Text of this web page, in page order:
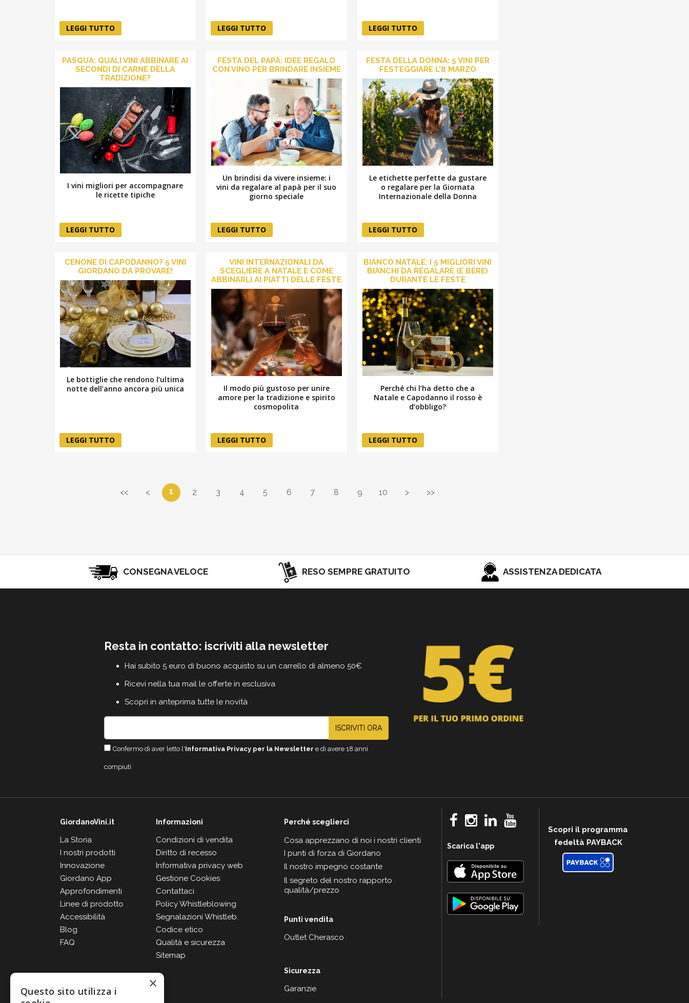
LEGGI TUTTO LEGGI TUTTO LEGGI TUTTO
PASQUA: QUALI VINI ABBINARE AI
SECONDI DI CARNE DELLA
TRADIZIONE?
I vini migliori per accompagnare
le ricette tipiche
LEGGI TUTTO
FESTA DEL PAPÀ: IDEE REGALO
CON VINO PER BRINDARE INSIEME
Un brindisi da vivere insieme: i
vini da regalare al papà per il suo
giorno speciale
LEGGI TUTTO
FESTA DELLA DONNA: 5 VINI PER
FESTEGGIARE L'8 MARZO
Le etichette perfette da gustare
o regalare per la Giornata
Internazionale della Donna
LEGGI TUTTO
CENONE DI CAPODANNO? 5 VINI
GIORDANO DA PROVARE!
Le bottiglie che rendono l’ultima
notte dell’anno ancora più unica
LEGGI TUTTO
VINI INTERNAZIONALI DA
SCEGLIERE A NATALE E COME
ABBINARLI AI PIATTI DELLE FESTE
Il modo più gustoso per unire
amore per la tradizione e spirito
cosmopolita
LEGGI TUTTO
BIANCO NATALE: I 5 MIGLIORI VINI
BIANCHI DA REGALARE (E BERE)
DURANTE LE FESTE
Perché chi l’ha detto che a
Natale e Capodanno il rosso è
d’obbligo?
LEGGI TUTTO
<< < 1 2 3 4 5 6 7 8 9 10 > >>
CONSEGNA VELOCE RESO SEMPRE GRATUITO ASSISTENZA DEDICATA
Resta in contatto: iscriviti alla newsletter
Hai subito 5 euro di buono acquisto su un carrello di almeno 50€
Ricevi nella tua mail le offerte in esclusiva
Scopri in anteprima tutte le novità
ISCRIVITI ORA
Confermo di aver letto l'Informativa Privacy per la Newsletter e di avere 18 anni
compiuti
GiordanoVini.it
La Storia
I nostri prodotti
Innovazione
Giordano App
Approfondimenti
Linee di prodotto
Accessibilità
Blog
FAQ
Informazioni
Condizioni di vendita
Diritto di recesso
Informativa privacy web
Gestione Cookies
Contattaci
Policy Whistleblowing
Segnalazioni Whistleb.
Codice etico
Qualità e sicurezza
Sitemap
Perché sceglierci
Cosa apprezzano di noi i nostri clienti
I punti di forza di Giordano
Il nostro impegno costante
Il segreto del nostro rapporto
qualità/prezzo
Punti vendita
Outlet Cherasco
Sicurezza
Garanzie
Scarica l'app
Scopri il programma
fedeltà PAYBACK
×
Questo sito utilizza i